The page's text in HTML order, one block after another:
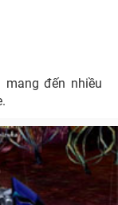
mang đến nhiều